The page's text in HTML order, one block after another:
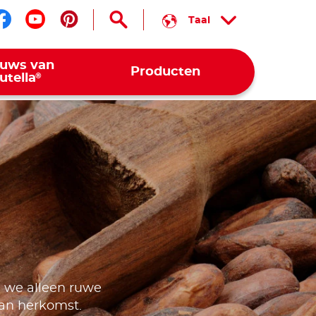
ons op facebook
Volg ons op youtube
Volg ons op pinterest
Taal
van
® Producten
alleen ruwe
herkomst.